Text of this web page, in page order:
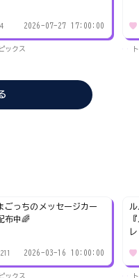
4 2026-07-27 17:00:00
ックス
ごっちのメッセージカー
布中🌈
211 2026-03-16 10:00:00
ックス